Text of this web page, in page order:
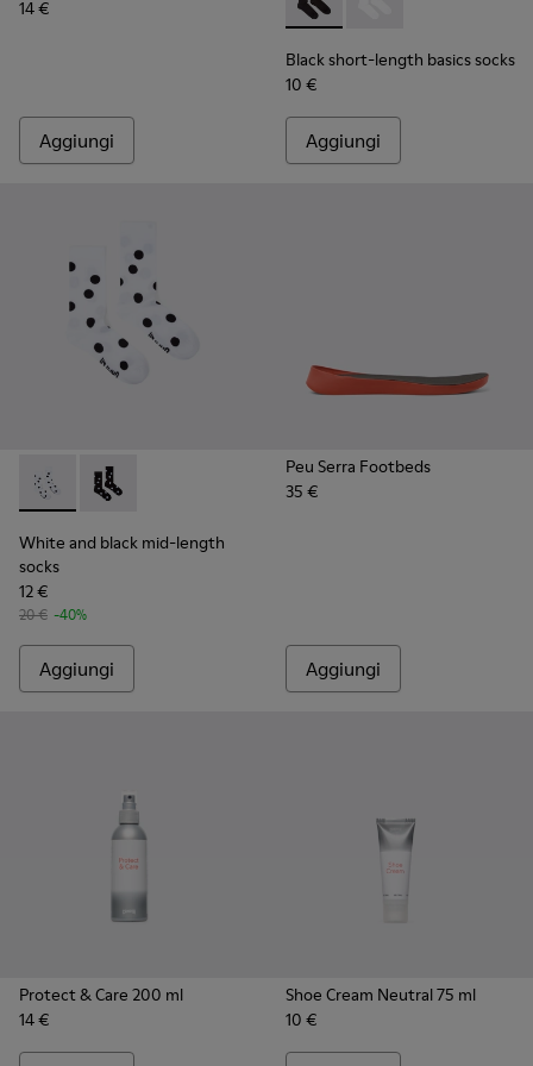
14 €
Aggiungi
Black short-length basics
Black short-length basics socks
10 €
Aggiungi
White and black mid-length socks - KA00076-002 - Calze
White and black mid-length socks - KA00076-001
White and black mid-length
socks
12 €
20 € -40%
Aggiungi
Peu Serra Footbeds
35 €
Aggiungi
Protect & Care 200 ml
14 €
Shoe Cream Neutral 75 ml
10 €